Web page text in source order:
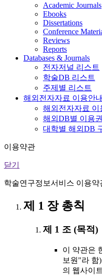
Academic Journals
Ebooks
Dissertations
Conference
Reviews
Reports
Databases & Journals
전자저널 리스트
학술DB 리스트
주제별 리스트
해외전자자료 이용안내
해외전자자료 이
해외DB별 이용
대학별 해외DB
이용약관
닫기
학술연구정보서비스 이용약
제 1 장 총칙
제 1 조 (목적)
이 약관은
보원"라 함
의 웹사이